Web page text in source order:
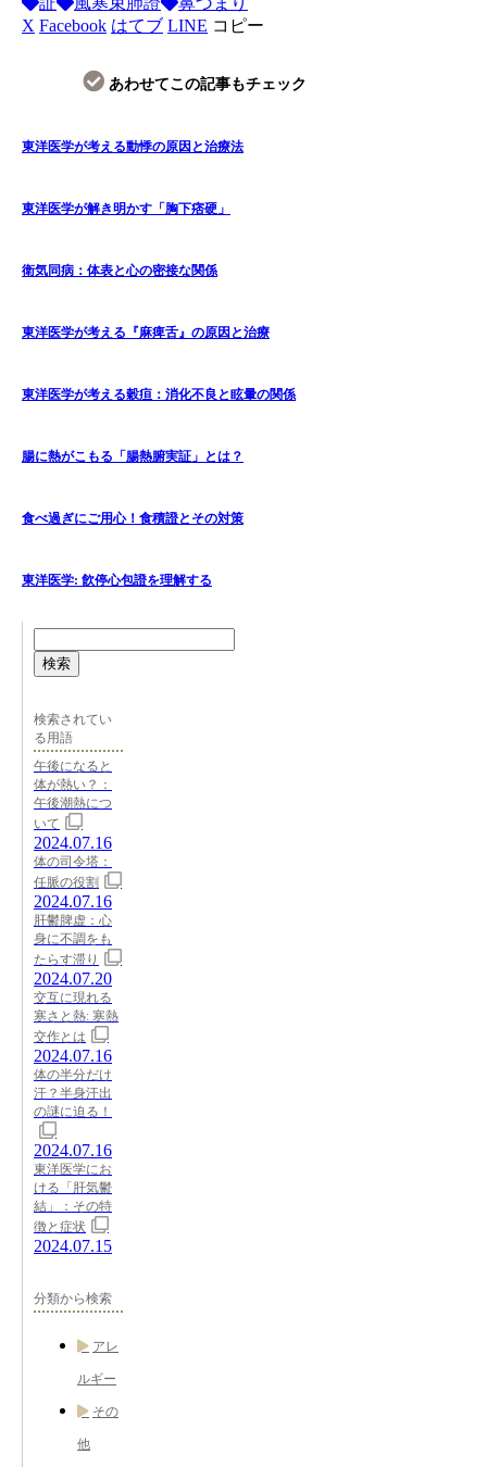
X Facebook はてブ LINE コピー
あわせてこの記事もチェック
東洋医学が考える動悸の原因と治療法
東洋医学が解き明かす「胸下痞硬」
衛気同病：体表と心の密接な関係
東洋医学が考える『麻痺舌』の原因と治療
東洋医学が考える穀疸：消化不良と眩暈の関係
腸に熱がこもる「腸熱腑実証」とは？
食べ過ぎにご用心！食積證とその対策
東洋医学: 飮停心包證を理解する
検索
検索されてい
る用語
午後になると
体が熱い？：
午後潮熱につ
いて
2024.07.16
体の司令塔：
任脈の役割
2024.07.16
肝鬱脾虚：心
身に不調をも
たらす滞り
2024.07.20
交互に現れる
寒さと熱: 寒熱
交作とは
2024.07.16
体の半分だけ
汗？半身汗出
の謎に迫る！
2024.07.16
東洋医学にお
ける「肝気鬱
結」：その特
徴と症状
2024.07.15
分類から検索
アレ
ルギー
その
他